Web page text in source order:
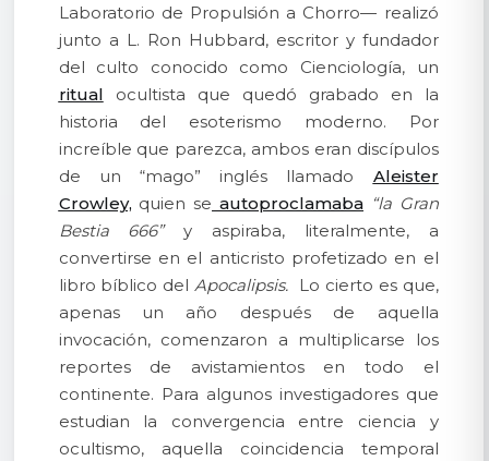
Laboratorio de Propulsión a Chorro— realizó
junto a L. Ron Hubbard, escritor y fundador
del culto conocido como Cienciología, un
ritual ocultista que quedó grabado en la
historia del esoterismo moderno. Por
increíble que parezca, ambos eran discípulos
de un “mago” inglés llamado Aleister
Crowley, quien se autoproclamaba “la Gran
Bestia 666”y aspiraba, literalmente, a
convertirse en el anticristo profetizado en el
libro bíblico del Apocalipsis. Lo cierto es que,
apenas un año después de aquella
invocación, comenzaron a multiplicarse los
reportes de avistamientos en todo el
continente. Para algunos investigadores que
estudian la convergencia entre ciencia y
ocultismo, aquella coincidencia temporal